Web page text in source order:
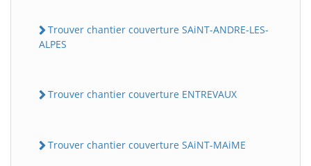
Trouver chantier couverture SAiNT-ANDRE-LES-
ALPES
Trouver chantier couverture ENTREVAUX
Trouver chantier couverture SAiNT-MAiME